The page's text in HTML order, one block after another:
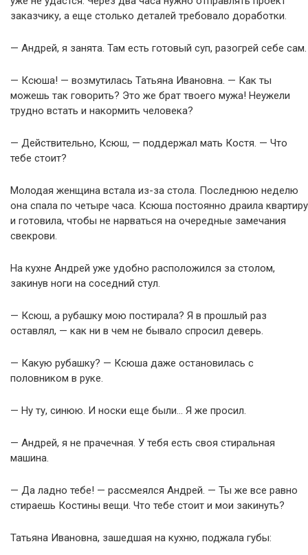
заказчику, а еще столько деталей требовало доработки.
— Андрей, я занята. Там есть готовый суп, разогрей себе сам.
— Ксюша! — возмутилась Татьяна Ивановна. — Как ты
можешь так говорить? Это же брат твоего мужа! Неужели
трудно встать и накормить человека?
— Действительно, Ксюш, — поддержал мать Костя. — Что
тебе стоит?
Молодая женщина встала из-за стола. Последнюю неделю
она спала по четыре часа. Ксюша постоянно драила квартиру
и готовила, чтобы не нарваться на очередные замечания
свекрови.
На кухне Андрей уже удобно расположился за столом,
закинув ноги на соседний стул.
— Ксюш, а рубашку мою постирала? Я в прошлый раз
оставлял, — как ни в чем не бывало спросил деверь.
— Какую рубашку? — Ксюша даже остановилась с
половником в руке.
— Ну ту, синюю. И носки еще были… Я же просил.
— Андрей, я не прачечная. У тебя есть своя стиральная
машина.
— Да ладно тебе! — рассмеялся Андрей. — Ты же все равно
стираешь Костины вещи. Что тебе стоит и мои закинуть?
Татьяна Ивановна, зашедшая на кухню, поджала губы: